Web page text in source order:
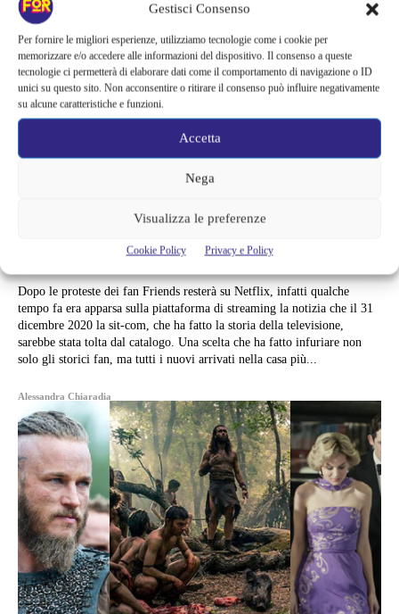
Gestisci Consenso
Per fornire le migliori esperienze, utilizziamo tecnologie come i cookie per
memorizzare e/o accedere alle informazioni del dispositivo. Il consenso a queste
tecnologie ci permetterà di elaborare dati come il comportamento di navigazione o ID
unici su questo sito. Non acconsentire o ritirare il consenso può influire negativamente
su alcune caratteristiche e funzioni.
Accetta
Nega
Visualizza le preferenze
Cookie Policy Privacy e Policy
AVETE GIÀ FATTO IL REWATCH
PRIMA DEL REBOOT?
Dopo le proteste dei fan Friends resterà su Netflix, infatti qualche
tempo fa era apparsa sulla piattaforma di streaming la notizia che il 31
dicembre 2020 la sit-com, che ha fatto la storia della televisione,
sarebbe stata tolta dal catalogo. Una scelta che ha fatto infuriare non
solo gli storici fan, ma tutti i nuovi arrivati nella casa più...
Alessandra Chiaradia